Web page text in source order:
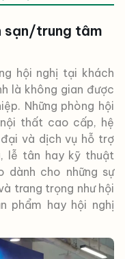
sạn/trung tâm
hội nghị tại khách
là không gian được
Những phòng hội
thất cao cấp, hệ
và dịch vụ hỗ trợ
lễ tân hay kỹ thuật
dành cho những sự
trang trọng như hội
phẩm hay hội nghị